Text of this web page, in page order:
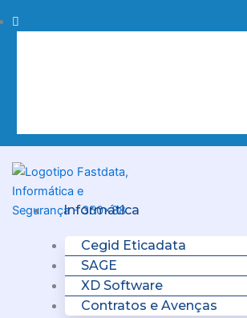
to
Procurar
Informática
Cegid Eticadata
SAGE
XD Software
Contratos e Avenças
Menu